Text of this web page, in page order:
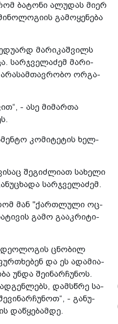
ბა­ტო­ნი ალუ­დას მიერ
გა­მო­ყე­ნე­ბა
მა­რი­კაშ­ვილს
სარ­ჯვე­ლა­ძემ მა­რი­
არა­სამ­თავ­რო­ბო ორ­გა­
- ასე მი­მარ­თა
კო­მი­ტე­ტის ხელ­
შე­გიძ­ლი­ათ სა­ხე­ლი
სარ­ჯვე­ლა­ძემ.
მან "ქარ­თლუ­ლი ოც­
გამო გა­აკ­რი­ტი­
ცნო­ბილ
და ეს ადა­მი­ა­
უნდა შე­ი­ნარ­ჩუ­ნოს.
დამ­სწრე სა­
- გა­ნუ­
და­წყე­ბამ­დე.